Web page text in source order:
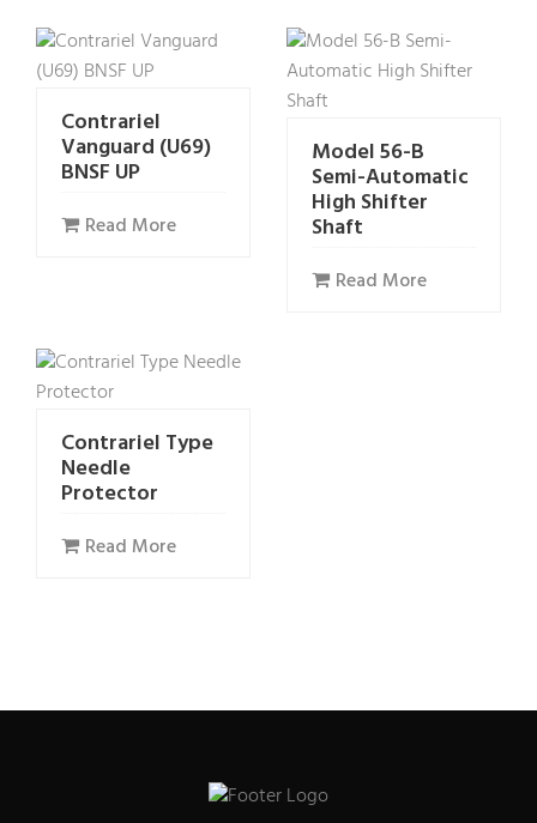
Contrariel
Vanguard (U69)
BNSF UP
Read More
Model 56-B
Semi-Automatic
High Shifter
Shaft
Read More
Contrariel Type
Needle
Protector
Read More